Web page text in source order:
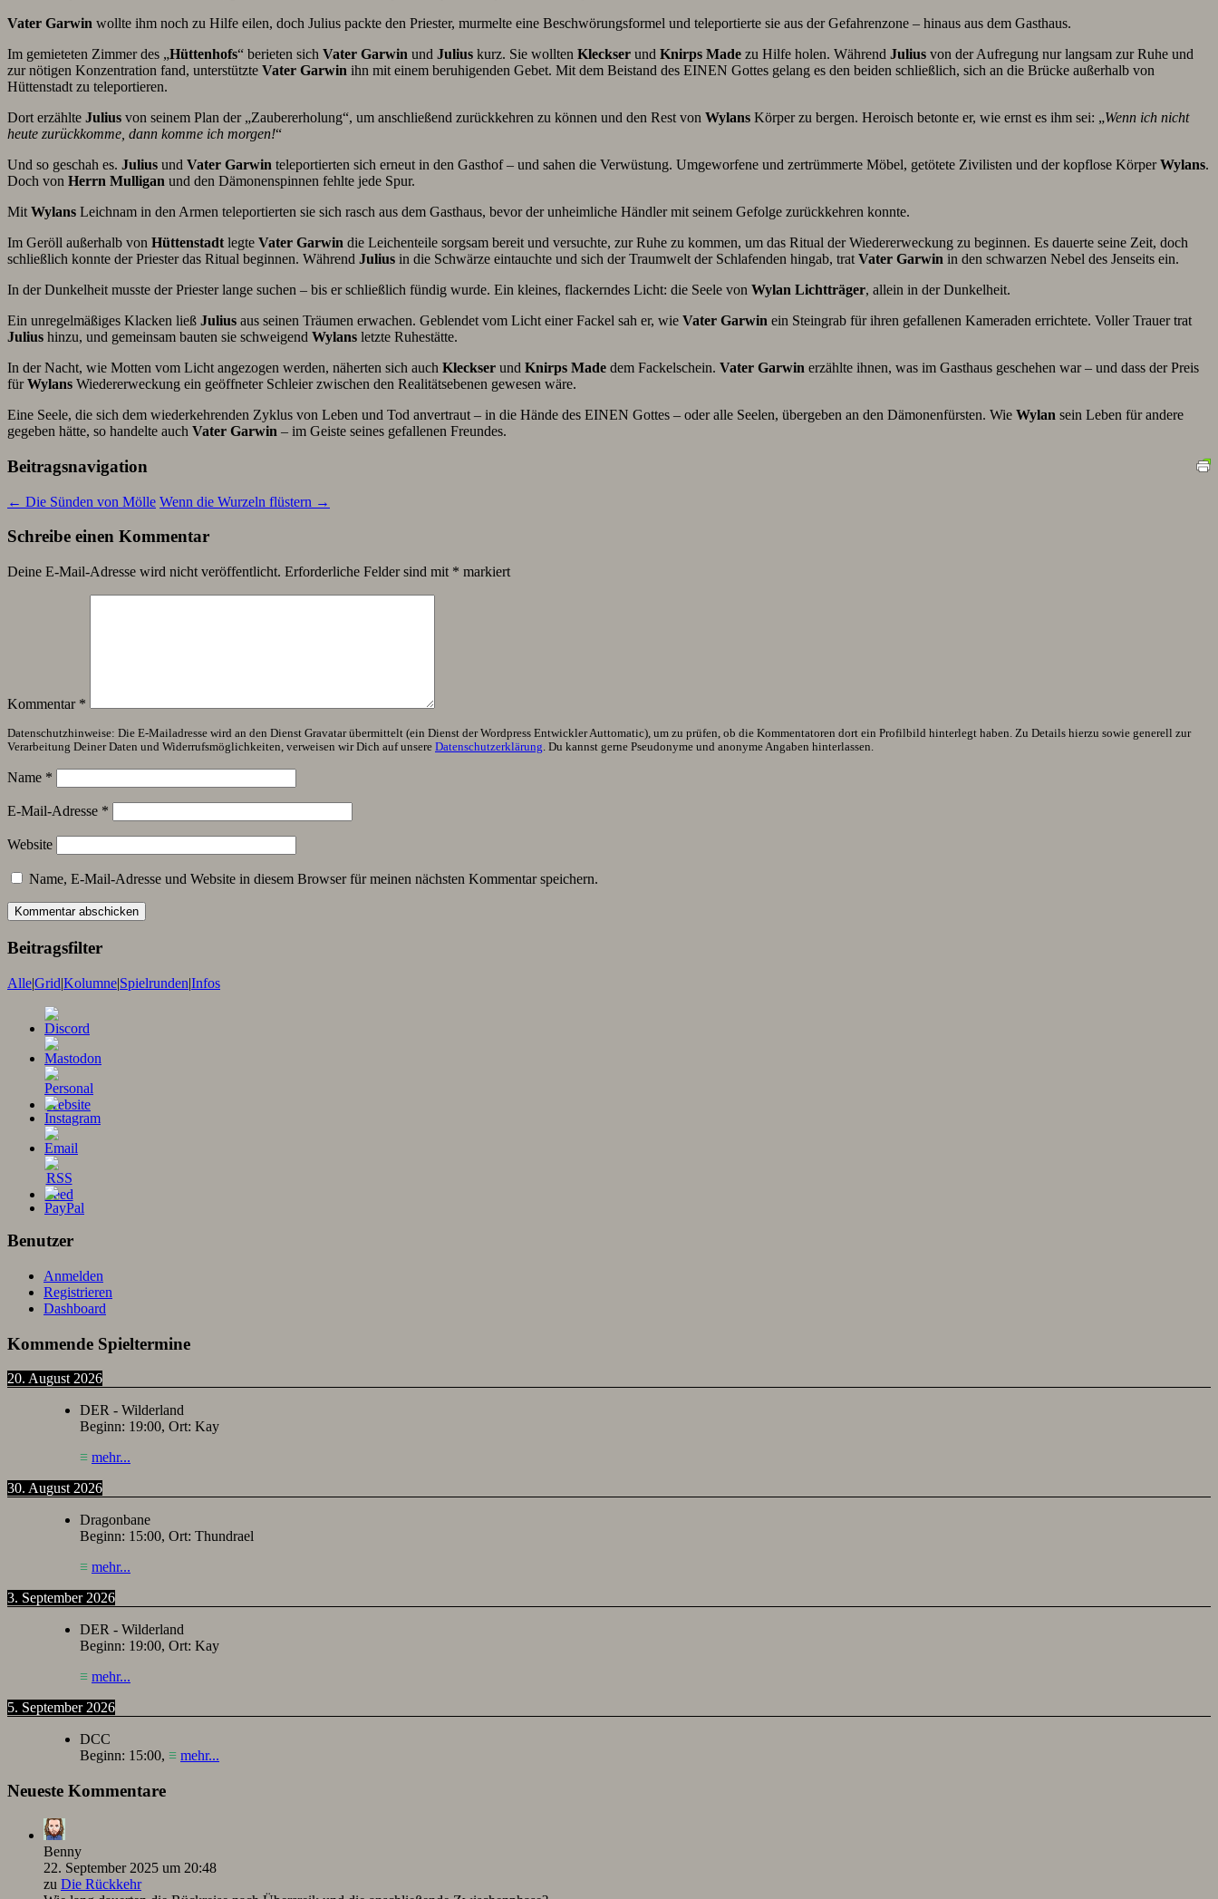
Vater Garwin wollte ihm noch zu Hilfe eilen, doch Julius packte den Priester, murmelte eine Beschwörungsformel und teleportierte sie aus der Gefahrenzone – hinaus aus dem Gasthaus.
Im gemieteten Zimmer des „Hüttenhofs“ berieten sich Vater Garwin und Julius kurz. Sie wollten Kleckser und Knirps Made zu Hilfe holen. Während Julius von der Aufregung nur langsam zur Ruhe und
zur nötigen Konzentration fand, unterstützte Vater Garwin ihn mit einem beruhigenden Gebet. Mit dem Beistand des EINEN Gottes gelang es den beiden schließlich, sich an die Brücke außerhalb von
Hüttenstadt zu teleportieren.
Dort erzählte Julius von seinem Plan der „Zaubererholung“, um anschließend zurückkehren zu können und den Rest von Wylans Körper zu bergen. Heroisch betonte er, wie ernst es ihm sei: „Wenn ich nicht
heute zurückkomme, dann komme ich morgen!“
Und so geschah es. Julius und Vater Garwin teleportierten sich erneut in den Gasthof – und sahen die Verwüstung. Umgeworfene und zertrümmerte Möbel, getötete Zivilisten und der kopflose KörperWylans.
Doch von Herrn Mulligan und den Dämonenspinnen fehlte jede Spur.
Mit Wylans Leichnam in den Armen teleportierten sie sich rasch aus dem Gasthaus, bevor der unheimliche Händler mit seinem Gefolge zurückkehren konnte.
Im Geröll außerhalb von Hüttenstadt legte Vater Garwin die Leichenteile sorgsam bereit und versuchte, zur Ruhe zu kommen, um das Ritual der Wiedererweckung zu beginnen. Es dauerte seine Zeit, doch
schließlich konnte der Priester das Ritual beginnen. Während Julius in die Schwärze eintauchte und sich der Traumwelt der Schlafenden hingab, trat Vater Garwin in den schwarzen Nebel des Jenseits ein.
In der Dunkelheit musste der Priester lange suchen – bis er schließlich fündig wurde. Ein kleines, flackerndes Licht: die Seele von Wylan Lichtträger, allein in der Dunkelheit.
Ein unregelmäßiges Klacken ließ Julius aus seinen Träumen erwachen. Geblendet vom Licht einer Fackel sah er, wie Vater Garwin ein Steingrab für ihren gefallenen Kameraden errichtete. Voller Trauer trat
Julius hinzu, und gemeinsam bauten sie schweigend Wylans letzte Ruhestätte.
In der Nacht, wie Motten vom Licht angezogen werden, näherten sich auch Kleckser und Knirps Made dem Fackelschein. Vater Garwin erzählte ihnen, was im Gasthaus geschehen war – und dass der Preis
fürWylans Wiedererweckung ein geöffneter Schleier zwischen den Realitätsebenen gewesen wäre.
Eine Seele, die sich dem wiederkehrenden Zyklus von Leben und Tod anvertraut – in die Hände des EINEN Gottes – oder alle Seelen, übergeben an den Dämonenfürsten. Wie Wylan sein Leben für andere
gegeben hätte, so handelte auch Vater Garwin – im Geiste seines gefallenen Freundes.
Beitragsnavigation
← Die Sünden von Mölle Wenn die Wurzeln flüstern →
Schreibe einen Kommentar
Deine E-Mail-Adresse wird nicht veröffentlicht. Erforderliche Felder sind mit * markiert
Kommentar *
Datenschutzhinweise: Die E-Mailadresse wird an den Dienst Gravatar übermittelt (ein Dienst der Wordpress Entwickler Auttomatic), um zu prüfen, ob die Kommentatoren dort ein Profilbild hinterlegt haben. Zu Details hierzu sowie generell zur
Verarbeitung Deiner Daten und Widerrufsmöglichkeiten, verweisen wir Dich auf unsere Datenschutzerklärung. Du kannst gerne Pseudonyme und anonyme Angaben hinterlassen.
Name *
E-Mail-Adresse *
Website
Name, E-Mail-Adresse und Website in diesem Browser für meinen nächsten Kommentar speichern.
Beitragsfilter
Alle|Grid|Kolumne|Spielrunden|Infos
Benutzer
Anmelden
Registrieren
Dashboard
Kommende Spieltermine
20. August 2026
DER - Wilderland
Beginn: 19:00, Ort: Kay
≡ mehr...
30. August 2026
Dragonbane
Beginn: 15:00, Ort: Thundrael
≡ mehr...
3. September 2026
DER - Wilderland
Beginn: 19:00, Ort: Kay
≡ mehr...
5. September 2026
DCC
Beginn: 15:00, ≡ mehr...
Neueste Kommentare
Benny
22. September 2025 um 20:48
zu Die Rückkehr